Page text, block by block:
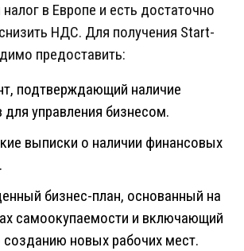
в Европе и есть достаточно
НДС. Для получения Start-
предоставить:
подтверждающий наличие
управления бизнесом.
выписки о наличии финансовых
бизнес-план, основанный на
самоокупаемости и включающий
созданию новых рабочих мест.